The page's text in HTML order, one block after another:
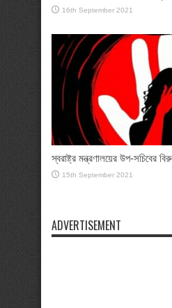
16th September 2021
স্বরাষ্ট্র মন্ত্রণালয়ের উপ-সচিবের
15th September 2021
ADVERTISEMENT